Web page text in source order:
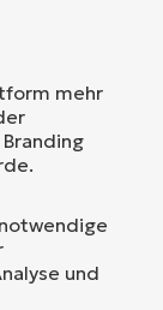
mehr
und